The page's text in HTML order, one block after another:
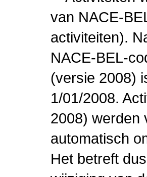
van NACE-
activiteiten).
NACE-BEL-
(versie 2008)
1/01/2008.
2008) werden
automatisch
Het betreft